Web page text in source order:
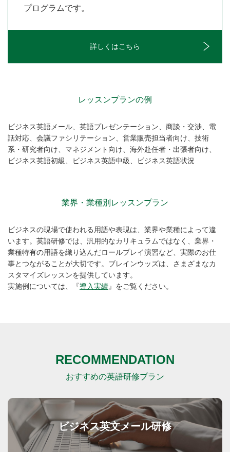
プログラムです。
詳しくはこちら
レッスンプランの例
ビジネス英語メール、英語プレゼンテーション、商談・交渉、電
話対応、会議ファシリテーション、営業販売担当者向け、 技術
系・研究者向け、マネジメント向け、海外赴任者・出張者向け、
ビジネス英語初級、ビジネス英語中級、ビジネス英語状況
業界・業種別レッスンプラン
ビジネスの現場で使われる用語や表現は、業界や業種によって違
います。英語研修では、汎用的なカリキュラムではなく、 業界・
業種特有の用語を織り込んだロールプレイ演習など、実際のお仕
事とつながることが大切です。 ブレインウッズは、さまざまなカ
スタマイズレッスンを提供しています。
実施例については、『導入実績』をご覧ください。
RECOMMENDATION
おすすめの英語研修プラン
ビジネス英文メール研修